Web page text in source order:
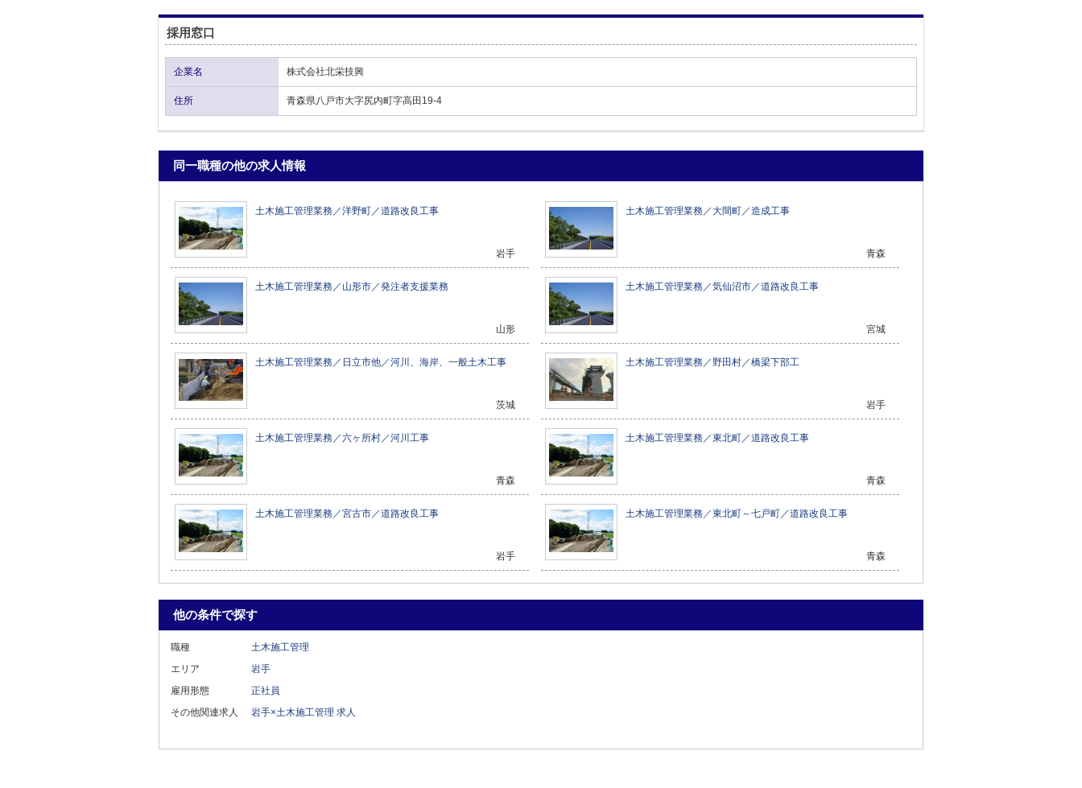
採用窓口
企業名 株式会社北栄技興
住所 青森県八戸市大字尻内町字高田19-4
同一職種の他の求人情報
土木施工管理業務／洋野町／道路改良工事
岩手
土木施工管理業務／大間町／造成工事
青森
土木施工管理業務／山形市／発注者支援業務
山形
土木施工管理業務／気仙沼市／道路改良工事
宮城
土木施工管理業務／日立市他／河川、海岸、一般土木工事
茨城
土木施工管理業務／野田村／橋梁下部工
岩手
土木施工管理業務／六ヶ所村／河川工事
青森
土木施工管理業務／東北町／道路改良工事
青森
土木施工管理業務／宮古市／道路改良工事
岩手
土木施工管理業務／東北町～七戸町／道路改良工事
青森
他の条件で探す
職種
土木施工管理
エリア
岩手
雇用形態
正社員
その他関連求人
岩手×土木施工管理 求人